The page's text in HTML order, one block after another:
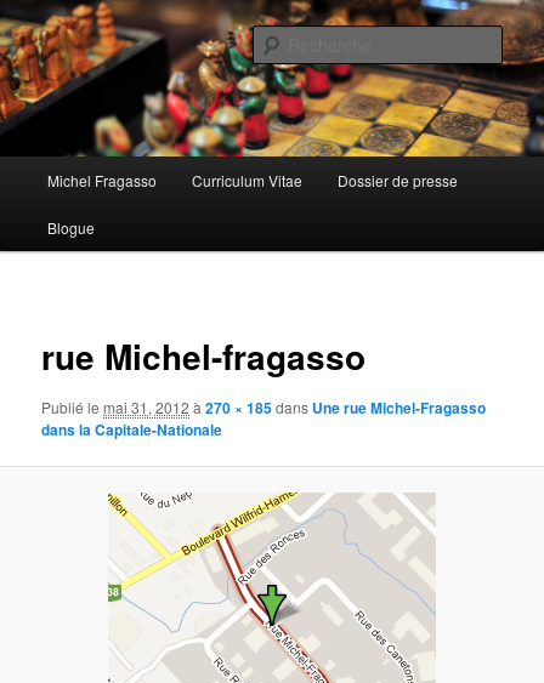
Aller
au
contenu
principal
principal
Michel Fragasso Curriculum Vitae Dossier de presse
Blogue
rue Michel-fragasso
Publié lemai 31, 2012 à270 × 185dans Une rue Michel-Fragasso
dans la Capitale-Nationale